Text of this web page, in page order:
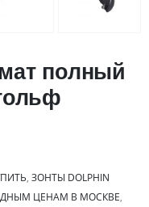
полный
, ЗОНТЫ DOLPHIN
ЦЕНАМ В МОСКВЕ,